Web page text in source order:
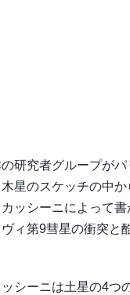
研究者グループがパ
星のスケッチの中
ッシーニによって
ィ第9彗星の衝突と
シーニは土星の4つ